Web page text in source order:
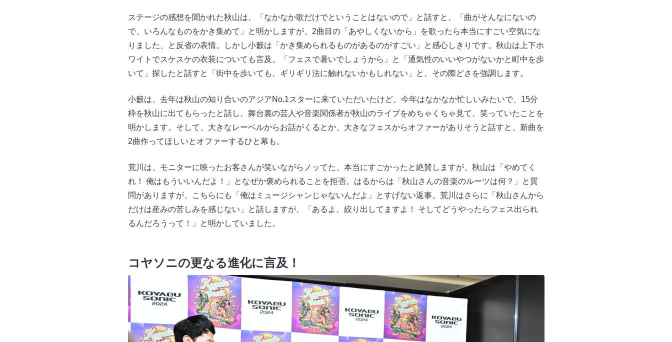
ステージの感想を聞かれた秋山は、「なかなか歌だけでということはないので」と話すと、「曲がそんなにないの
で、いろんなものをかき集めて」と明かしますが、2曲目の「あやしくないから」を歌ったら本当にすごい空気にな
りました、と反省の表情。しかし小籔は「かき集められるものがあるのがすごい」と感心しきりです。秋山は上下ホ
ワイトでスケスケの衣装についても言及。「フェスで暑いでしょうから」と「通気性のいいやつがないかと町中を歩
いて」探したと話すと「街中を歩いても、ギリギリ法に触れないかもしれない」と、その際どさを強調します。
小籔は、去年は秋山の知り合いのアジアNo.1スターに来ていただいたけど、今年はなかなか忙しいみたいで、15分
枠を秋山に出てもらったと話し、舞台裏の芸人や音楽関係者が秋山のライブをめちゃくちゃ見て、笑っていたことを
明かします。そして、大きなレーベルからお話がくるとか、大きなフェスからオファーがありそうと話すと、新曲を
2曲作ってほしいとオファーするひと幕も。
荒川は、モニターに映ったお客さんが笑いながらノッてた、本当にすごかったと絶賛しますが、秋山は「やめてく
れ！ 俺はもういいんだよ！」となぜか褒められることを拒否。はるからは「秋山さんの音楽のルーツは何？」と質
問がありますが、こちらにも「俺はミュージシャンじゃないんだよ」とすげない返事。荒川はさらに「秋山さんから
だけは産みの苦しみを感じない」と話しますが、「あるよ、絞り出してますよ！ そしてどうやったらフェス出られ
るんだろうって！」と明かしていました。
コヤソニの更なる進化に言及！